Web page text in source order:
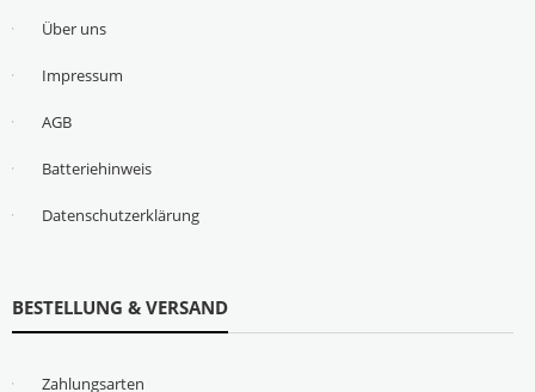
Über uns
Impressum
AGB
Batteriehinweis
Datenschutzerklärung
BESTELLUNG & VERSAND
Zahlungsarten